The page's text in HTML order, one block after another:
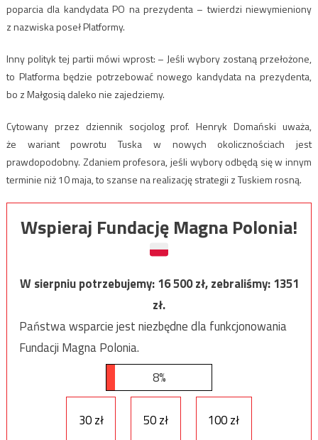
poparcia dla kandydata PO na prezydenta – twierdzi niewymieniony
z nazwiska poseł Platformy.
Inny polityk tej partii mówi wprost: – Jeśli wybory zostaną przełożone,
to Platforma będzie potrzebować nowego kandydata na prezydenta,
bo z Małgosią daleko nie zajedziemy.
Cytowany przez dziennik socjolog prof. Henryk Domański uważa,
że wariant powrotu Tuska w nowych okolicznościach jest
prawdopodobny. Zdaniem profesora, jeśli wybory odbędą się w innym
terminie niż 10 maja, to szanse na realizację strategii z Tuskiem rosną.
Wspieraj Fundację Magna Polonia!
W sierpniu potrzebujemy:16 500zł, zebraliśmy:1351
zł.
Państwa wsparcie jest niezbędne dla funkcjonowania
Fundacji Magna Polonia.
8%
30 zł 50 zł 100 zł